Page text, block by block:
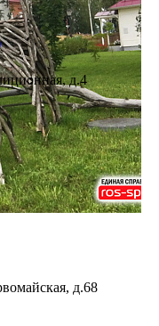
д.4
д.68